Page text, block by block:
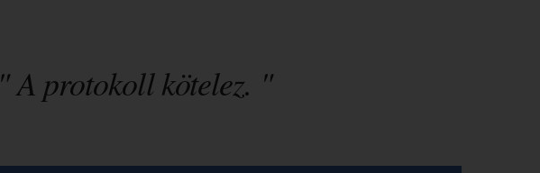
" A protokoll kötelez. "